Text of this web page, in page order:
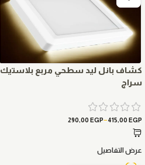
كشاف بانل ليد سطحي مربع بلاستيك
سراج
290,00 EGP–415,00 EGP
عرض التفاصيل